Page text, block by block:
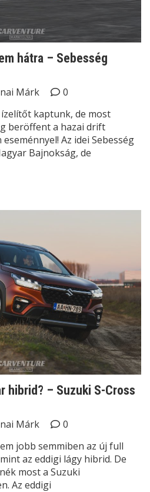
hátra – Sebesség
Márk
0
ízelítőt kaptunk, de most
beröffent a hazai drift
Az idei Sebesség
Bajnokság, de
hibrid? – Suzuki S-Cross
Márk
0
jobb semmiben az új full
az eddigi lágy hibrid. De
most a Suzuki
Az eddigi